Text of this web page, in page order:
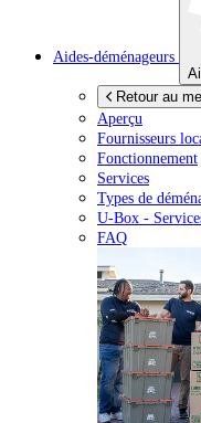
Aides-déménageurs
Retour au
Aperçu
Fournisseurs
Fonctionnement
Services
Types de
U-Box -
FAQ